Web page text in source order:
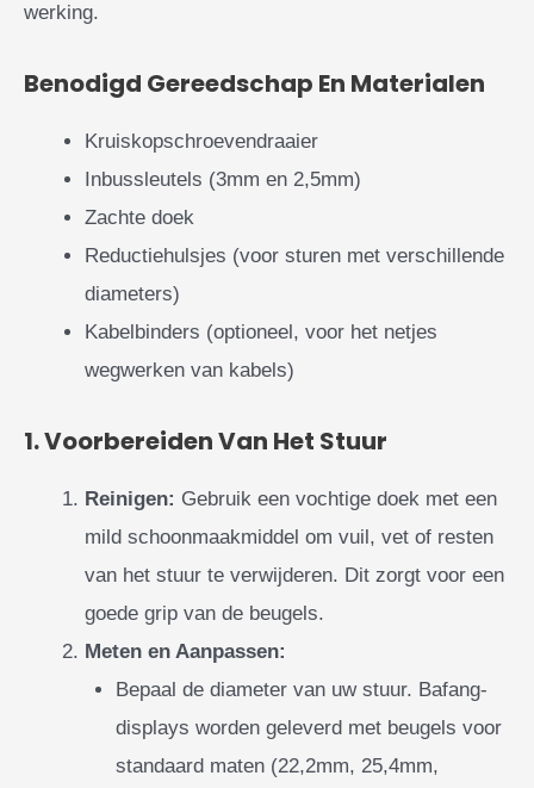
werking.
Benodigd Gereedschap En Materialen
Kruiskopschroevendraaier
Inbussleutels (3mm en 2,5mm)
Zachte doek
Reductiehulsjes (voor sturen met verschillende
diameters)
Kabelbinders (optioneel, voor het netjes
wegwerken van kabels)
1. Voorbereiden Van Het Stuur
Reinigen: Gebruik een vochtige doek met een
mild schoonmaakmiddel om vuil, vet of resten
van het stuur te verwijderen. Dit zorgt voor een
goede grip van de beugels.
Meten en Aanpassen:
Bepaal de diameter van uw stuur. Bafang-
displays worden geleverd met beugels voor
standaard maten (22,2mm, 25,4mm,